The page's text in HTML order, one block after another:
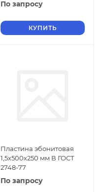
По запросу
КУПИТЬ
Пластина эбонитовая
1,5х500х250 мм В ГОСТ
2748-77
По запросу